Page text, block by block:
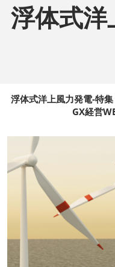
東京ビ
浮体式
浮体式洋上風力発電-特
GX経営